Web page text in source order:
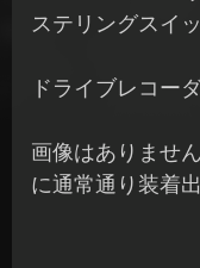
ステリングスイ
ドライブレコー
画像はありませ
に通常通り装着